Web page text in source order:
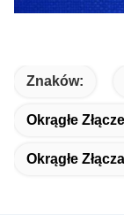
Znaków:
Okrągłe
Okrągłe